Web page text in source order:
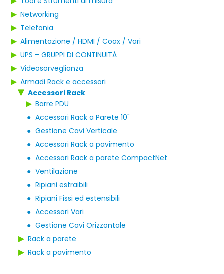
▶ Networking
▶ Telefonia
▶ Alimentazione / HDMI / Coax / Vari
▶ UPS – GRUPPI DI CONTINUITÀ
▶ Videosorveglianza
▶ Armadi Rack e accessori
▶ Accessori Rack
▶ Barre PDU
● Accessori Rack a Parete 10"
● Gestione Cavi Verticale
● Accessori Rack a pavimento
● Accessori Rack a parete CompactNet
● Ventilazione
● Ripiani estraibili
● Ripiani Fissi ed estensibili
● Accessori Vari
● Gestione Cavi Orizzontale
▶ Rack a parete
▶ Rack a pavimento